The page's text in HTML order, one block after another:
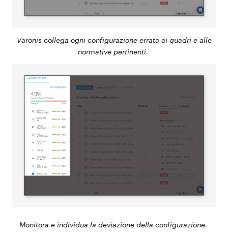
Varonis collega ogni configurazione errata ai quadri e alle
normative pertinenti.
Monitora e individua la deviazione della configurazione.